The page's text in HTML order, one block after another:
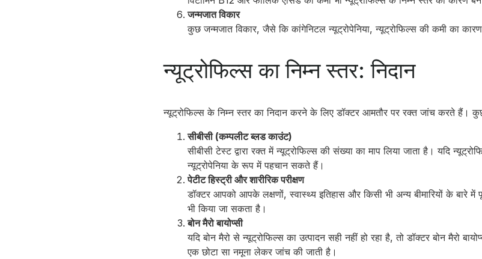
जन्मजात विकार
कुछ जन्मजात विकार, जैसे कि कांगेनिटल न्यूट्रोपेनिया, न्यूट्रोफिल्स की कमी का
न्यूट्रोफिल्स का निम्न स्तर: निदान
न्यूट्रोफिल्स के निम्न स्तर का निदान करने के लिए डॉक्टर आमतौर पर रक्त जांच करते हैं। कुछ
सीबीसी (कम्पलीट ब्लड काउंट)
सीबीसी टेस्ट द्वारा रक्त में न्यूट्रोफिल्स की संख्या का माप लिया जाता है। यदि
न्यूट्रोपेनिया के रूप में पहचान सकते हैं।
पेटीट हिस्ट्री और शारीरिक परीक्षण
डॉक्टर आपको आपके लक्षणों, स्वास्थ्य इतिहास और किसी भी अन्य बीमारियों के बारे
भी किया जा सकता है।
बोन मैरो बायोप्सी
यदि बोन मैरो से न्यूट्रोफिल्स का उत्पादन सही नहीं हो रहा है, तो डॉक्टर बोन मैरो
एक छोटा सा नमूना लेकर जांच की जाती है।